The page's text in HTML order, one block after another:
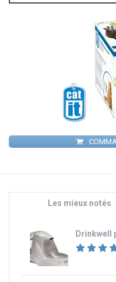
Les mieux notés
Drinkwell